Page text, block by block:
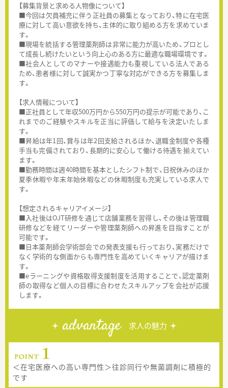
【募集背景と求める人物像について】
■今回は欠員補充に伴う正社員の募集となっており、特に在宅医
療に対して高い意欲を持ち、主体的に取り組める方を求めていま
す。
■現場を統括する管理薬剤師は非常に能力が高いため、プロとし
て成長し続けたいという向上心のある方に最適な職場環境です。
■社会人としてのマナーや接遇能力も重視している法人である
ため、患者様に対して誠実かつ丁寧な対応ができる方を募集しま
す。
【求人情報について】
■正社員として年収500万円から550万円の提示が可能であり、こ
れまでのご経験やスキルを正当に評価して給与を決定いたしま
す。
■昇給は年1回、賞与は年2回支給されるほか、退職金制度や各種
手当も完備されており、長期的に安心して働ける待遇を揃えてい
ます。
■勤務時間は週40時間を基本としたシフト制で、日祝休みのほか
夏季休暇や年末年始休暇などの休暇制度も充実している求人で
す。
【想定されるキャリアイメージ】
■入社後はOJT研修を通じて店舗業務を習得し、その後は管理職
研修などを経てリーダーや管理薬剤師への昇進を目指すことが
可能です。
■日本薬剤師会学術部会での発表支援も行っており、実務だけで
なく学術的な側面からも専門性を高めていくキャリアが描けま
す。
■eラーニングや資格取得支援制度を活用することで、認定薬剤
師の取得など個人の目標に合わせたスキルアップを会社が応援
します。
advantage 求人の魅力
＜在宅医療への高い専門性＞往診同行や無菌調剤に積極的
です